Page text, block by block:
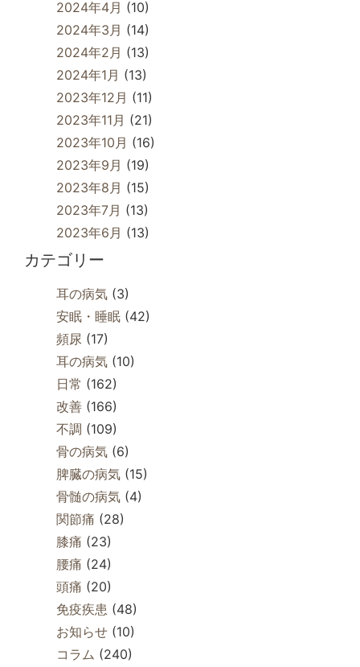
2024年4月 (10)
2024年3月 (14)
2024年2月 (13)
2024年1月 (13)
2023年12月 (11)
2023年11月 (21)
2023年10月 (16)
2023年9月 (19)
2023年8月 (15)
2023年7月 (13)
2023年6月 (13)
カテゴリー
耳の病気 (3)
安眠・睡眠 (42)
頻尿 (17)
耳の病気 (10)
日常 (162)
改善 (166)
不調 (109)
骨の病気 (6)
脾臓の病気 (15)
骨髄の病気 (4)
関節痛 (28)
膝痛 (23)
腰痛 (24)
頭痛 (20)
免疫疾患 (48)
お知らせ (10)
コラム (240)